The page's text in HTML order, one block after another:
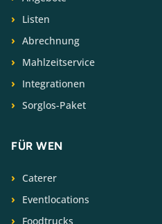
Listen
Abrechnung
Mahlzeitservice
Integrationen
Sorglos-Paket
FÜR WEN
Caterer
Eventlocations
Foodtrucks